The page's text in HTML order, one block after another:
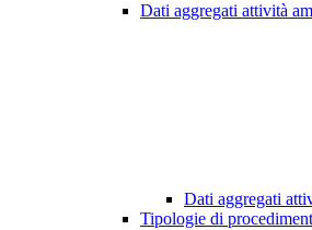
Dati aggregati attività
Dati aggregati
Tipologie di